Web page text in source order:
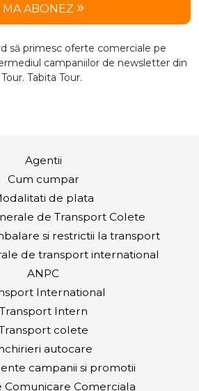
MA ABONEZ
să primesc oferte comerciale pe
campaniilor de newsletter din
Tabita Tour.
Agentii
Cum cumpar
de plata
de Transport Colete
si restrictii la transport
de transport international
ANPC
International
Transport Intern
colete
autocare
campanii si promotii
Comunicare Comerciala